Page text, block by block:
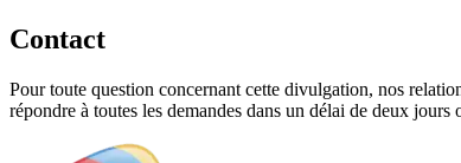
Contact
Pour toute question concernant cette divulgation, nos
répondre à toutes les demandes dans un délai de deux jours